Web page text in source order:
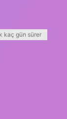
kaç gün sürer